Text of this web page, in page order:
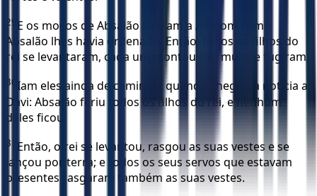
29 E os moços de Absalão fizeram a Amnom como
Absalão lhes havia ordenado. Então, todos os filhos do
rei se levantaram, cada um montou seu mulo, e fugiram.
30 Iam eles ainda de caminho, quando chegou a notícia a
Davi: Absalão feriu todos os filhos do rei, e nenhum
deles ficou.
31
Então, o rei se levantou, rasgou as suas vestes e se
lançou por terra; e todos os seus servos que estavam
presentes rasgaram também as suas vestes.